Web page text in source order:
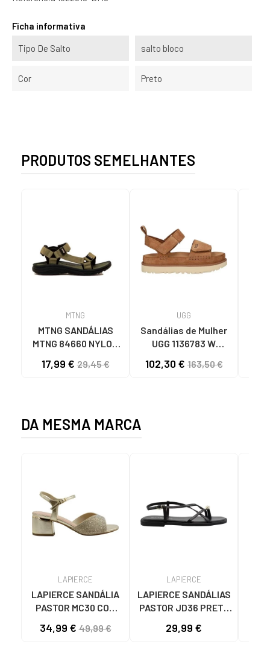
Ficha informativa
Tipo De Salto salto bloco
Cor Preto
PRODUTOS SEMELHANTES
MTNG
MTNG SANDÁLIAS
MTNG 84660 NYLON
C59785 - - NYLON
17,99 €29,45 €
UGG
Sandálias de Mulher
UGG 1136783 W
CHESTNUT
102,30 €163,50 €
DA MESMA MARCA
LAPIERCE
LAPIERCE SANDÁLIA
PASTOR MC30 COM
34,99 €49,99 €
LAPIERCE
LAPIERCE SANDÁLIAS
PASTOR JD36 PRETO
NEGRO
29,99 €